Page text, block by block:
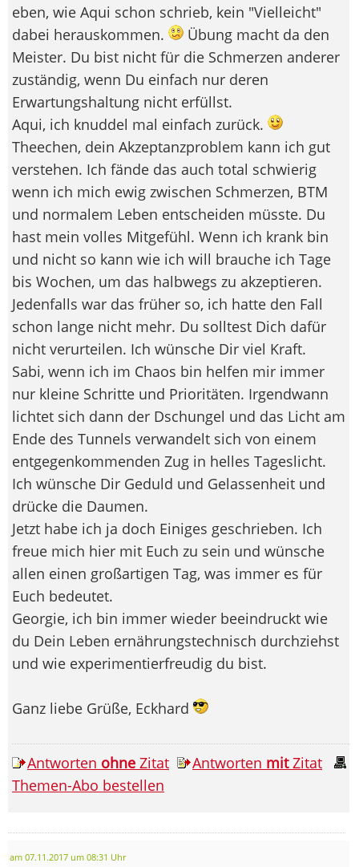
eben, wie Aqui schon schrieb, kein "Vielleicht"
dabei herauskommen.
Übung macht da den
Meister. Du bist nicht für die Schmerzen anderer
zuständig, wenn Du einfach nur deren
Erwartungshaltung nicht erfüllst.
Aqui, ich knuddel mal einfach zurück.
Theechen, dein Akzeptanzproblem kann ich gut
verstehen. Ich fände das auch total schwierig
wenn ich mich ewig zwischen Schmerzen, BTM
und normalem Leben entscheiden müsste. Du
hast mein volles Mitgefühl. Wenn ich krank bin
und nicht so kann wie ich will brauche ich Tage
bis Wochen, um das halbwegs zu akzeptieren.
Jedenfalls war das früher so, ich hatte den Fall
schon lange nicht mehr. Du solltest Dich dafür
nicht verurteilen. Ich wünsche Dir viel Kraft.
Sabi, wenn ich im Chaos bin helfen mir immer
nur kleine Schritte und Prioritäten. Irgendwann
lichtet sich dann der Dschungel und das Licht am
Ende des Tunnels verwandelt sich von einem
entgegenkommenden Zug in helles Tageslicht.
Ich wünsche Dir Geduld und Gelassenheit und
drücke die Daumen.
Jetzt habe ich ja doch Einiges geschrieben. Ich
freue mich hier mit Euch zu sein und wünsche
allen einen großartigen Tag, was immer es für
Euch bedeutet.
Georgie, ich bin immer wieder beeindruckt wie
du Dein Leben ernährungstechnisch durchziehst
und wie experimentierfreudig du bist.
Ganz liebe Grüße, Eckhard
Antworten ohne Zitat Antworten mitZitat
Themen-Abo bestellen
am 07.11.2017 um 08:31 Uhr